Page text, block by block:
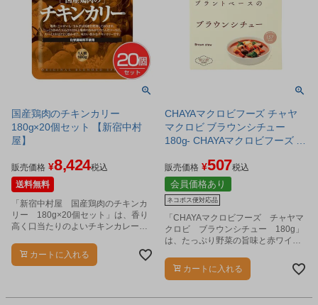
国産鶏肉のチキンカリー
180g×20個セット 【新宿中村
屋】
販売価格 ¥8,424税込
送料無料
「新宿中村屋 国産鶏肉のチキンカ
リー 180g×20個セット」は、香り
高く口当たりのよいチキンカレーで
カートに入れる
CHAYAマクロビフーズ チャヤ
マクロビ ブラウンシチュー
180g- CHAYAマクロビフーズ ※
販売価格 ¥507税込
会員価格あり
ネコポス便対応品
「CHAYAマクロビフーズ チャヤマ
クロビ ブラウンシチュー 180g」
は、たっぷり野菜の旨味と赤ワイン
す。
カートに入れる